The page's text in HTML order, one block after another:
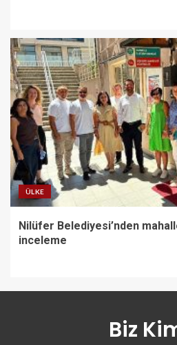
ÜLKE
Nilüfer Belediyesi’nden
inceleme
Biz